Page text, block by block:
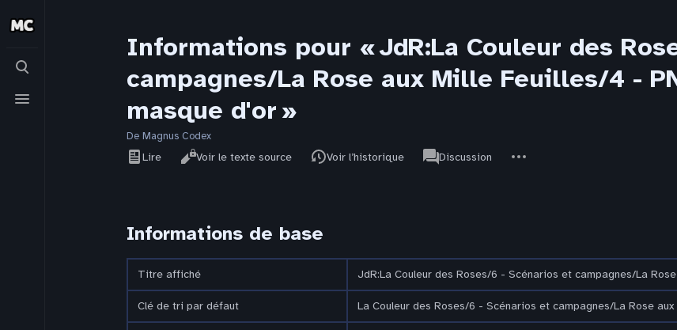
Basculer
recherche
Basculer
le
Informations pour « JdR:La Couleur des
campagnes/La Rose aux Mille Feuilles/4 -
masque d'or »
De Magnus Codex
Affichages
Lire Voir le texte source Voir l’historique
associated-
pages
JdRDiscussion
actions
Informations de base
Titre affiché JdR:La Couleur des Roses/6 - Scénarios et campagnes/La
Clé de tri par défaut La Couleur des Roses/6 - Scénarios et campagnes/La Rose